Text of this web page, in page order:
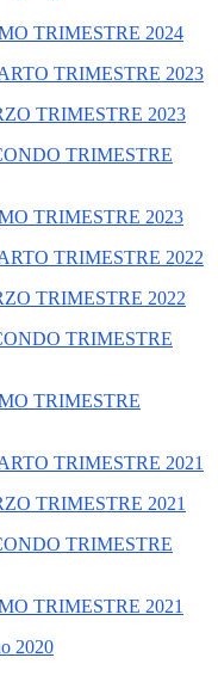
TRIMESTRE 2024
TRIMESTRE 2023
TRIMESTRE 2023
TRIMESTRE
TRIMESTRE 2023
TRIMESTRE 2022
TRIMESTRE 2022
TRIMESTRE
TRIMESTRE
TRIMESTRE 2021
TRIMESTRE 2021
TRIMESTRE
TRIMESTRE 2021
2020